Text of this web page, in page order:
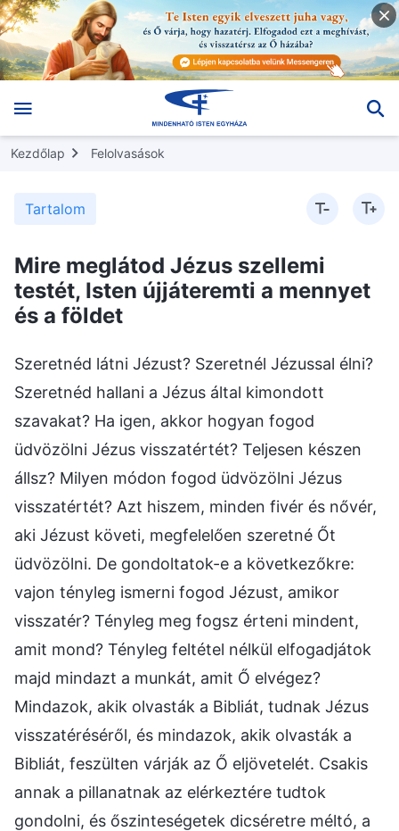
Kezdőlap Felolvasások
Tartalom
Mire meglátod Jézus szellemi
testét, Isten újjáteremti a mennyet
és a földet
Szeretnéd látni Jézust? Szeretnél Jézussal élni?
Szeretnéd hallani a Jézus által kimondott
szavakat? Ha igen, akkor hogyan fogod
üdvözölni Jézus visszatértét? Teljesen készen
állsz? Milyen módon fogod üdvözölni Jézus
visszatértét? Azt hiszem, minden fivér és nővér,
aki Jézust követi, megfelelően szeretné Őt
üdvözölni. De gondoltatok-e a következőkre:
vajon tényleg ismerni fogod Jézust, amikor
visszatér? Tényleg meg fogsz érteni mindent,
amit mond? Tényleg feltétel nélkül elfogadjátok
majd mindazt a munkát, amit Ő elvégez?
Mindazok, akik olvasták a Bibliát, tudnak Jézus
visszatéréséről, és mindazok, akik olvasták a
Bibliát, feszülten várják az Ő eljövetelét. Csakis
annak a pillanatnak az elérkeztére tudtok
gondolni, és őszinteségetek dicséretre méltó, a